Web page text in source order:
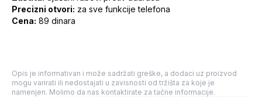
Precizni otvori: za sve funkcije telefona
Cena: 89 dinara
Opis je informativan i može sadržati greške, a dodaci uz proizvod
mogu varirati ili nedostajati u zavisnosti od tržišta za koje je
namenjen. Molimo da nas kontaktirate za tačne informacije.